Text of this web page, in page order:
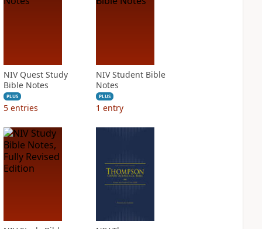
NIV Quest Study
Bible Notes
PLUS
5 entries
NIV Student Bible
Notes
PLUS
1 entry